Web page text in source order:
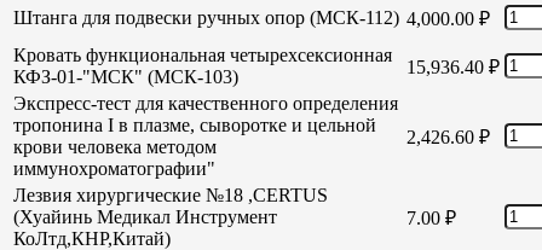
Штанга для подвески ручных опор (МСК-112) 4,000.00 ₽
Кровать функциональная четырехсексионная
КФЗ-01-"МСК" (МСК-103)
15,936.40 ₽
Экспресс-тест для качественного определения
тропонина I в плазме, сыворотке и цельной
крови человека методом
иммунохроматографии"
2,426.60 ₽
Лезвия хирургические №18 ,CERTUS
(Хуайинь Медикал Инструмент
КоЛтд,КНР,Китай)
7.00 ₽